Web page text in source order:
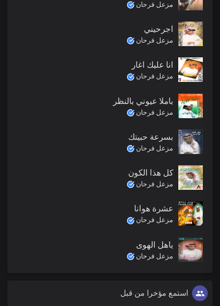
مزعل فرحان
اجرحيني
مزعل فرحان
انا عليك اغار
مزعل فرحان
باملا عيوني بالنظر
مزعل فرحان
بسرعة حبيتك
مزعل فرحان
كل هذا الكون
مزعل فرحان
عشرة هوانا
مزعل فرحان
ياهل الهوى
مزعل فرحان
استمع مؤخرا من قبل